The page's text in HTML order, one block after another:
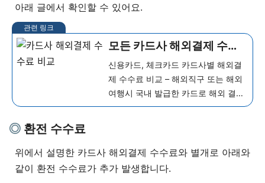
아래 글에서 확인할 수 있어요.
모든 카드사 해외결제 수수
드)
신용카드, 체크카드 카드사별 해외결
제 수수료 비교 – 해외직구 또는 해외
여행시 국내 발급한 카드로 해외 결제
할 경우 해외결제 수수료가 추가됩니
아보도록 하겠습니다. 카드 해외 결
제...더 보기
환전 수수료
위에서 설명한 카드사 해외결제 수수료와 별개로 아래와
같이 환전 수수료가 추가 발생합니다.